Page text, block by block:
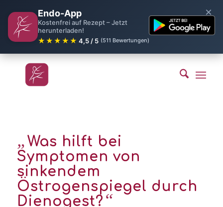
Endo-App
Kostenfrei auf Rezept – Jetzt
herunterladen!
★★★★★ 4,5 / 5 (511 Bewertungen)
×
„Was hilft bei
Symptomen von
sinkendem
Östrogenspiegel durch
Dienogest? “